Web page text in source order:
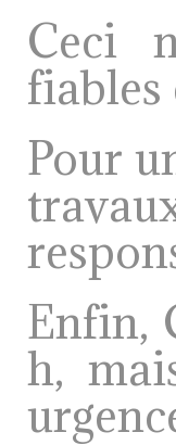
Ceci
fiables
Pour
Enfin,
h,